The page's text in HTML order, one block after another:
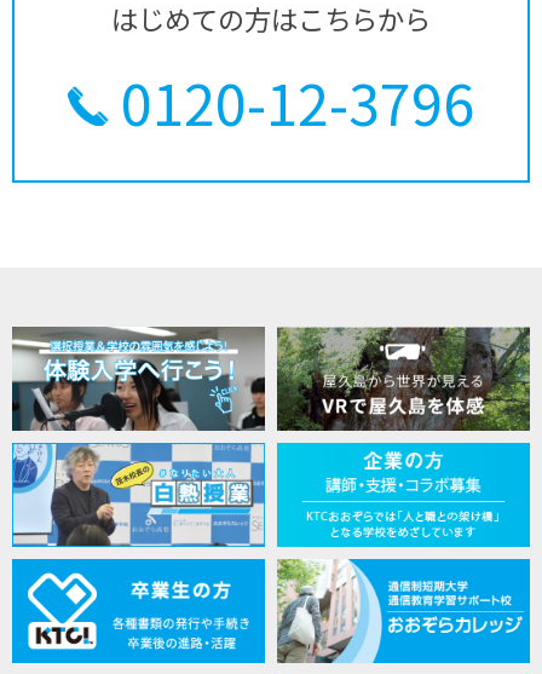
はじめての方はこちらから
0120-12-3796